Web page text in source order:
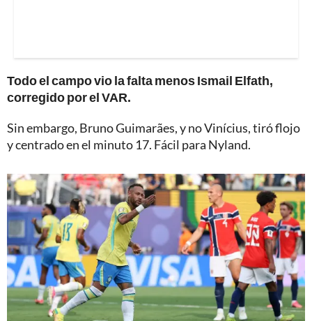
Todo el campo vio la falta menos Ismail Elfath,
corregido por el VAR.
Sin embargo, Bruno Guimarães, y no Vinícius, tiró flojo
y centrado en el minuto 17. Fácil para Nyland.